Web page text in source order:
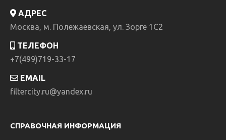
АДРЕС
Москва, м. Полежаевская, ул. Зорге 1C2
ТЕЛЕФОН
+7(499)719-33-17
EMAIL
filtercity.ru@yandex.ru
СПРАВОЧНАЯ ИНФОРМАЦИЯ